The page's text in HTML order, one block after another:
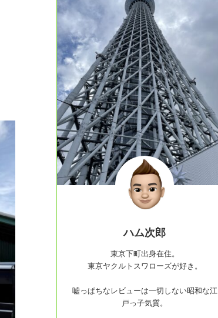
ハム次郎
東京下町出身在住。
東京ヤクルトスワローズが好き。
嘘っぱちなレビューは一切しない昭和な江
戸っ子気質。